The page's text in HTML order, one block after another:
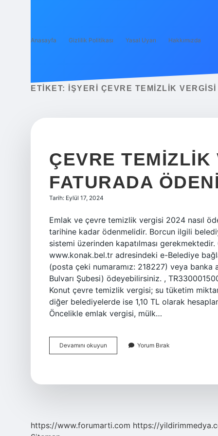
Anasayfa Gizlilik Politikası Yasal Uyarı Hakkımızda
ETIKET: İŞYERI ÇEVRE TEMIZLIK
ÇEVRE TEMIZLIK
FATURADA
Tarih: Eylül 17, 2024
Emlak ve çevre temizlik vergisi 2024 nasıl
tarihine kadar ödenmelidir. Borcun ilgili
sistemi üzerinden kapatılması
www.konak.bel.tr adresindeki e-Belediye
(posta çeki numaramız: 218227) veya banka
Bulvarı Şubesi) ödeyebilirsiniz. ,
Konut çevre temizlik vergisi; su tüketim
diğer belediyelerde ise 1,10 TL olarak
Öncelikle emlak vergisi, mülk…
Devamını okuyun
Temizlik
Yorum Bırak
https://www.forumarti.com https://